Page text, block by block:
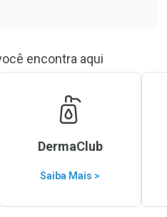
encontra aqui
DermaClub
Saiba Mais >